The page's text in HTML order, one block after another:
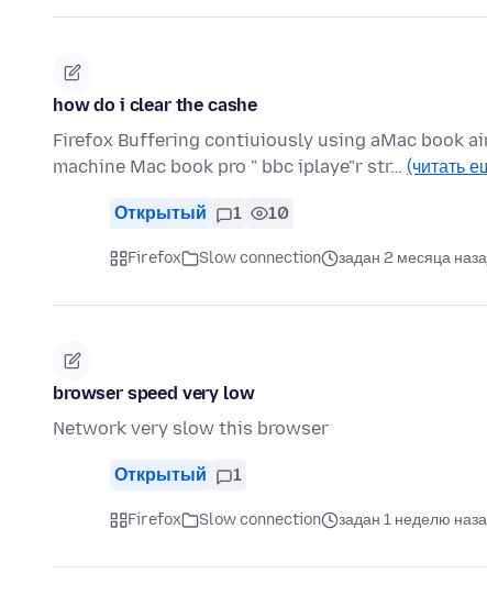
how do i clear the cashe
Firefox Buffering contiuiously using aMac book
machine Mac book pro " bbc iplaye"r str… (читать
Открытый 1 10
Firefox Slow connection задан 2 месяца
browser speed very low
Network very slow this browser
Открытый 1
Firefox Slow connection задан 1 неделю